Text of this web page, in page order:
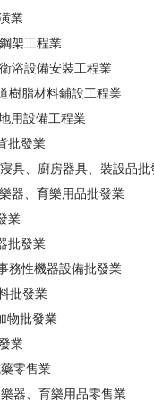
業
架工程業
浴設備安裝工程業
樹脂材料鋪設工程業
用設備工程業
批發業
具、廚房器具、裝設品批
器、育樂用品批發業
業
批發業
務性機器設備批發業
批發業
物批發業
業
零售業
器、育樂用品零售業